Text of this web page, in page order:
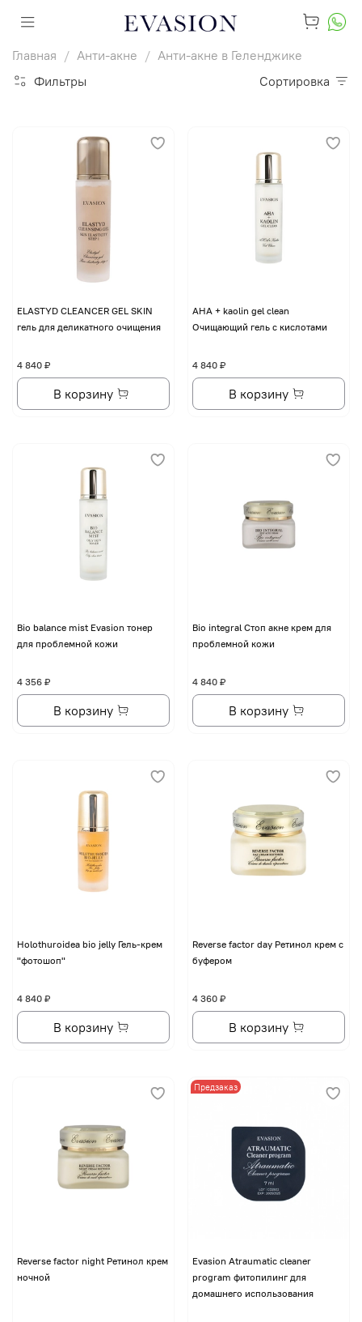
Главная Анти-акне
Анти-акне в Геленджике
Фильтры
Сортировка
ELASTYD CLEANCER GEL SKIN
гель для деликатного очищения
4 840 ₽
В корзину
AHA + kaolin gel clean
Очищающий гель с кислотами
4 840 ₽
В корзину
Bio balance mist Evasion тонер
для проблемной кожи
4 356 ₽
В корзину
Bio integral Стоп акне крем для
проблемной кожи
4 840 ₽
В корзину
Holothuroidea bio jelly Гель-крем
"фотошоп"
4 840 ₽
В корзину
Reverse factor day Ретинол крем с
буфером
4 360 ₽
В корзину
Reverse factor night Ретинол крем
ночной
Предзаказ
Evasion Atraumatic cleaner
program фитопилинг для
домашнего использования